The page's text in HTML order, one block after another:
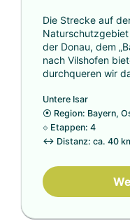
Die Strecke auf
der Donau, dem
nach Vilshofen
durchqueren wir
Untere Isar
⦿ Region: Bayern,
⟐ Etappen: 4
↔ Distanz: ca. 40